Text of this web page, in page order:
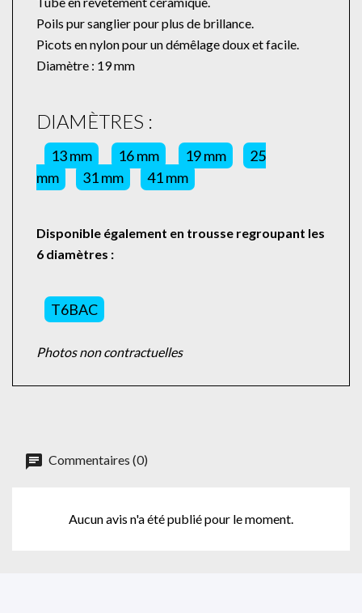
Poils pur sanglier pour plus de brillance.
Picots en nylon pour un démêlage doux et facile.
Diamètre : 19 mm
DIAMÈTRES :
13 mm 16 mm 19 mm
25
mm
31 mm 41 mm
Disponible également en trousse regroupant les
6 diamètres :
T6BAC
Photos non contractuelles
Commentaires (0)
Aucun avis n'a été publié pour le moment.